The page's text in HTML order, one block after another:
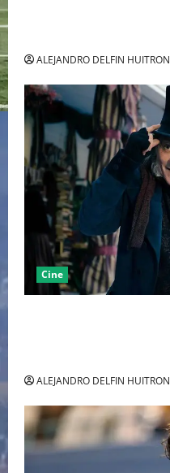
ALEJANDRO DELFIN HUITRON
Cine
ALEJANDRO DELFIN HUITRON